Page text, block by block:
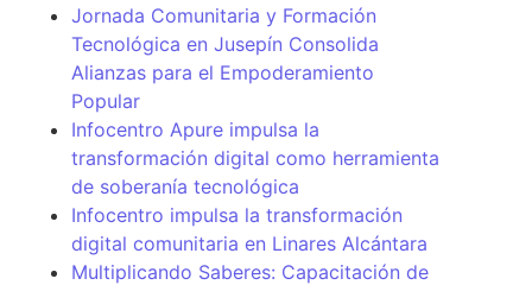
Jornada Comunitaria y Formación
Tecnológica en Jusepín Consolida
Alianzas para el Empoderamiento
Popular
Infocentro Apure impulsa la
transformación digital como herramienta
de soberanía tecnológica
Infocentro impulsa la transformación
digital comunitaria en Linares Alcántara
Multiplicando Saberes: Capacitación de